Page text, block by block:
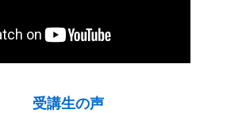
受講生の声